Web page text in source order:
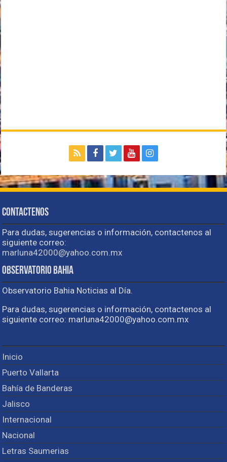
Contactenos
Para dudas, sugerencias o información, contactenos al
siguiente correo:
marluna42000@yahoo.com.mx
Observatorio Bahia
Observatorio Bahia Noticias al Día.
Para dudas, sugerencias o información, contactenos al
siguiente correo: marluna42000@yahoo.com.mx
Inicio
Puerto Vallarta
Bahía de Banderas
Jalisco
Internacional
Nacional
Letras Saumerias